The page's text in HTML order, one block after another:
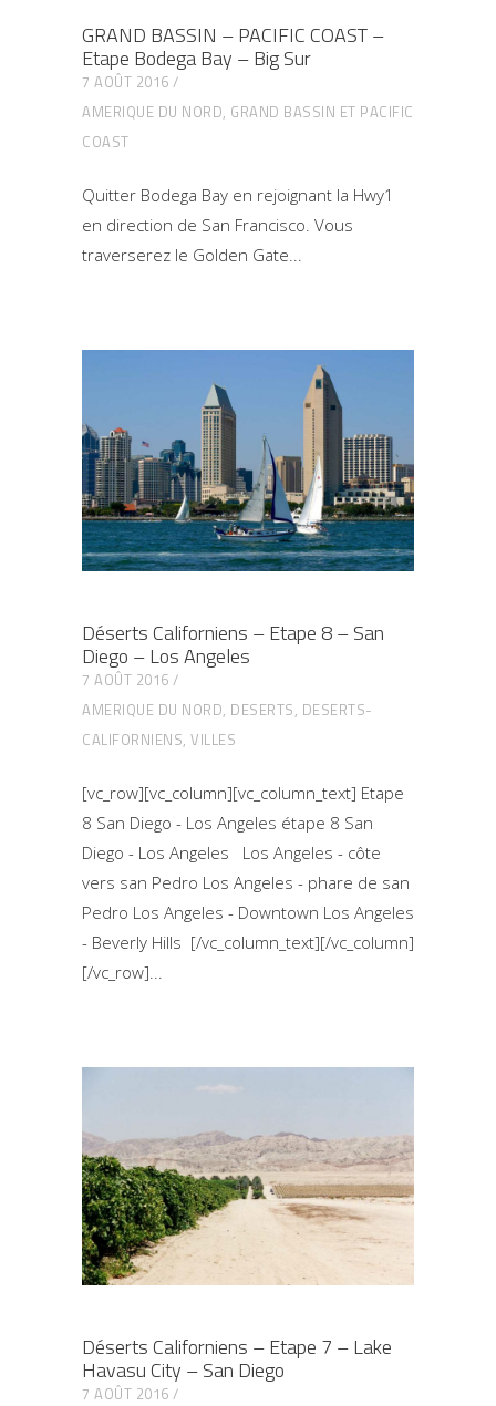
GRAND BASSIN – PACIFIC COAST –
Etape Bodega Bay – Big Sur
7 AOÛT 2016
AMERIQUE DU NORD, GRAND BASSIN ET PACIFIC
COAST
Quitter Bodega Bay en rejoignant la Hwy1
en direction de San Francisco. Vous
traverserez le Golden Gate
Déserts Californiens – Etape 8 – San
Diego – Los Angeles
7 AOÛT 2016
AMERIQUE DU NORD, DESERTS, DESERTS-
CALIFORNIENS, VILLES
[vc_row][vc_column][vc_column_text] Etape
8 San Diego - Los Angeles étape 8 San
Diego - Los Angeles Los Angeles - côte
vers san Pedro Los Angeles - phare de san
Pedro Los Angeles - Downtown Los Angeles
- Beverly Hills [/vc_column_text][/vc_column]
[/vc_row]
Déserts Californiens – Etape 7 – Lake
Havasu City – San Diego
7 AOÛT 2016